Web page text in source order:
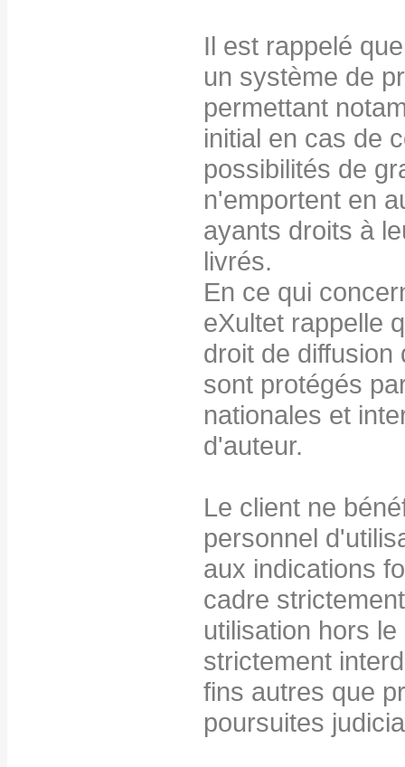
Il est rappelé
un système de
permettant
initial en cas de
possibilités de
n'emportent en
ayants droits à
livrés.
En ce qui
eXultet rappelle
droit de
sont protégés
nationales et
d'auteur.
Le client ne
personnel
aux indications
cadre
utilisation hors
strictement
fins autres que
poursuites